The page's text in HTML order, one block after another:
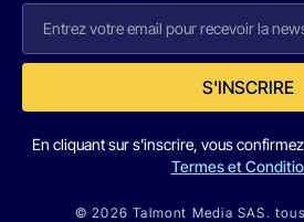
S'INSCRIRE
En cliquant sur s'inscrire, vous
Termes et
© 2026 Talmont Media SAS.